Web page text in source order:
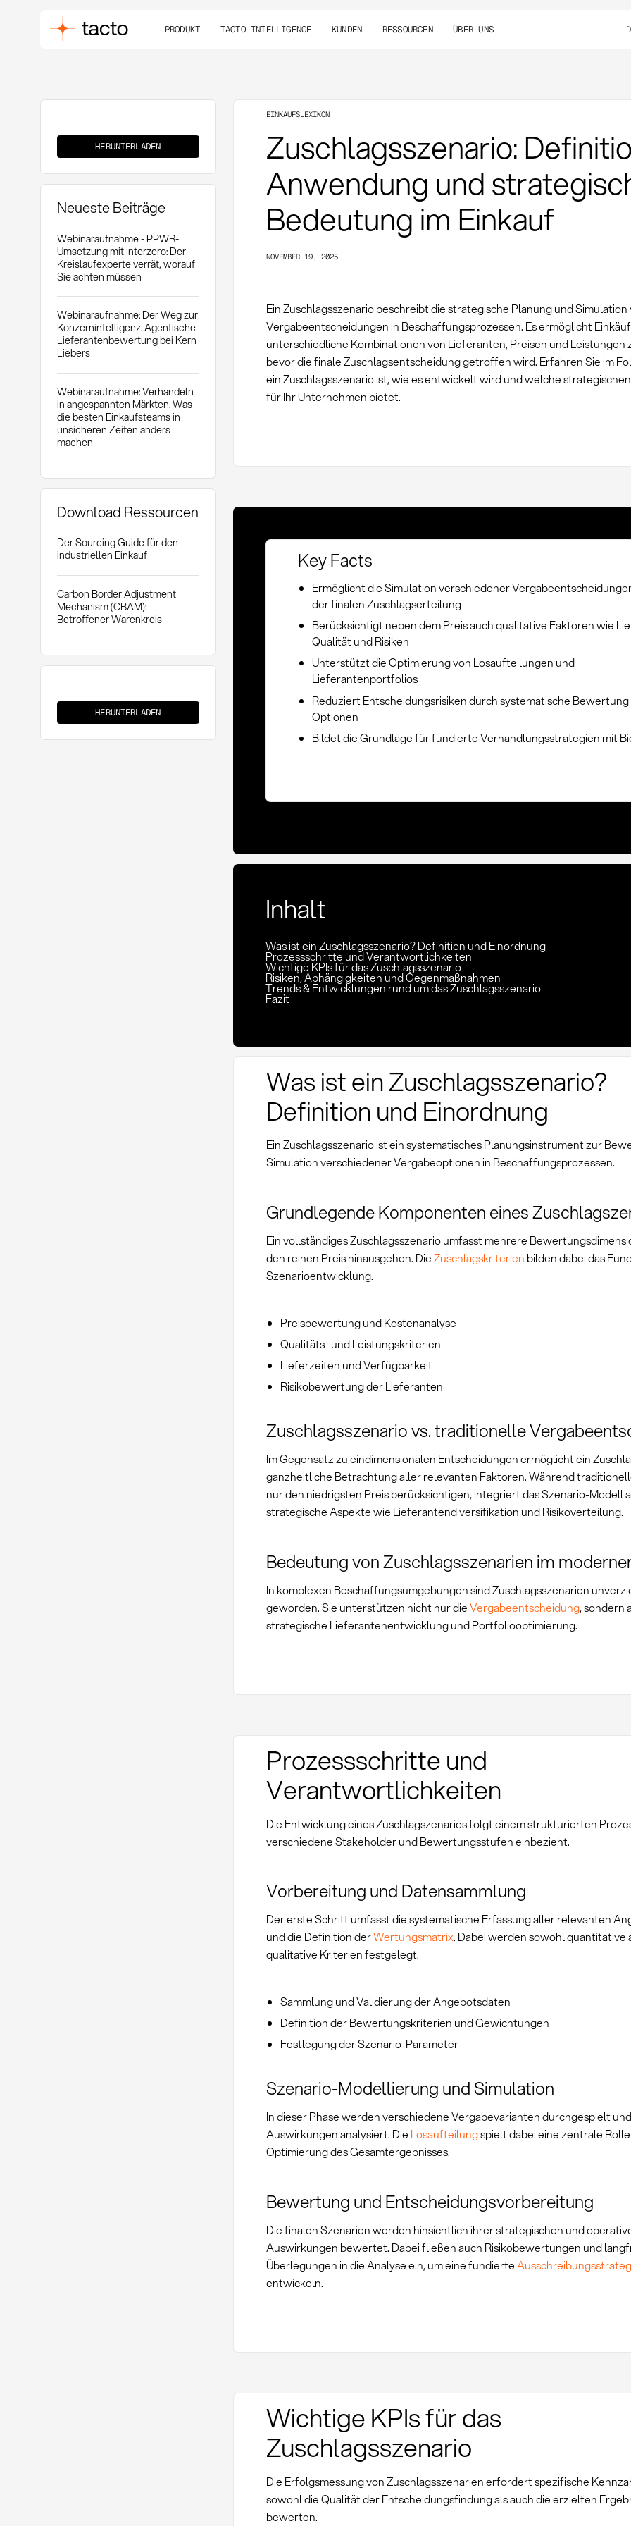
PRODUKT TACTO INTELLIGENCE KUNDEN RESSOURCEN ÜBER UNS
HERUNTERLADEN
Neueste Beiträge
Webinaraufnahme - PPWR-
Umsetzung mit Interzero: Der
Kreislaufexperte verrät, worauf
Sie achten müssen
Webinaraufnahme: Der Weg zur
Konzernintelligenz. Agentische
Lieferantenbewertung bei Kern
Liebers
Webinaraufnahme: Verhandeln
in angespannten Märkten. Was
die besten Einkaufsteams in
unsicheren Zeiten anders
machen
Download Ressourcen
Der Sourcing Guide für den
industriellen Einkauf
Carbon Border Adjustment
Mechanism (CBAM):
Betroffener Warenkreis
HERUNTERLADEN
EINKAUFSLEXIKON
Zuschlagsszenario:
Anwendung und
Bedeutung im Einkauf
NOVEMBER 19, 2025
Ein Zuschlagsszenario beschreibt die strategische Planung und
Vergabeentscheidungen in Beschaffungsprozessen. Es ermöglicht
unterschiedliche Kombinationen von Lieferanten, Preisen und Leistungen
bevor die finale Zuschlagsentscheidung getroffen wird. Erfahren Sie im
ein Zuschlagsszenario ist, wie es entwickelt wird und welche
für Ihr Unternehmen bietet.
Key Facts
Ermöglicht die Simulation verschiedener
der finalen Zuschlagserteilung
Berücksichtigt neben dem Preis auch qualitative Faktoren wie
Qualität und Risiken
Unterstützt die Optimierung von Losaufteilungen und
Lieferantenportfolios
Reduziert Entscheidungsrisiken durch systematische
Optionen
Bildet die Grundlage für fundierte Verhandlungsstrategien mit
Inhalt
Was ist ein Zuschlagsszenario? Definition und Einordnung
Prozessschritte und Verantwortlichkeiten
Wichtige KPIs für das Zuschlagsszenario
Risiken, Abhängigkeiten und Gegenmaßnahmen
Trends & Entwicklungen rund um das Zuschlagsszenario
Fazit
Was ist ein Zuschlagsszenario?
Definition und Einordnung
Ein Zuschlagsszenario ist ein systematisches Planungsinstrument zur
Simulation verschiedener Vergabeoptionen in Beschaffungsprozessen.
Grundlegende Komponenten eines
Ein vollständiges Zuschlagsszenario umfasst mehrere
den reinen Preis hinausgehen. DieZuschlagskriterien bilden dabei das
Szenarioentwicklung.
Preisbewertung und Kostenanalyse
Qualitäts- und Leistungskriterien
Lieferzeiten und Verfügbarkeit
Risikobewertung der Lieferanten
Zuschlagsszenario vs. traditionelle
Im Gegensatz zu eindimensionalen Entscheidungen ermöglicht ein
ganzheitliche Betrachtung aller relevanten Faktoren. Während
nur den niedrigsten Preis berücksichtigen, integriert das Szenario-Modell
strategische Aspekte wie Lieferantendiversifikation und Risikoverteilung.
Bedeutung von Zuschlagsszenarien im
In komplexen Beschaffungsumgebungen sind Zuschlagsszenarien
geworden. Sie unterstützen nicht nur dieVergabeentscheidung, sondern
strategische Lieferantenentwicklung und Portfoliooptimierung.
Prozessschritte und
Verantwortlichkeiten
Die Entwicklung eines Zuschlagszenarios folgt einem strukturierten
verschiedene Stakeholder und Bewertungsstufen einbezieht.
Vorbereitung und Datensammlung
Der erste Schritt umfasst die systematische Erfassung aller relevanten
und die Definition derWertungsmatrix. Dabei werden sowohl quantitative
qualitative Kriterien festgelegt.
Sammlung und Validierung der Angebotsdaten
Definition der Bewertungskriterien und Gewichtungen
Festlegung der Szenario-Parameter
Szenario-Modellierung und Simulation
In dieser Phase werden verschiedene Vergabevarianten durchgespielt
Auswirkungen analysiert. Die Losaufteilungspielt dabei eine zentrale
Optimierung des Gesamtergebnisses.
Bewertung und Entscheidungsvorbereitung
Die finalen Szenarien werden hinsichtlich ihrer strategischen und
Auswirkungen bewertet. Dabei fließen auch Risikobewertungen und
Überlegungen in die Analyse ein, um eine fundierte
entwickeln.
Wichtige KPIs für das
Zuschlagsszenario
Die Erfolgsmessung von Zuschlagsszenarien erfordert spezifische
sowohl die Qualität der Entscheidungsfindung als auch die erzielten
bewerten.